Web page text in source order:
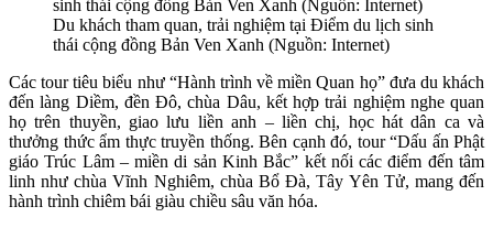
Du khách tham quan, trải nghiệm tại Điểm du lịch sinh
thái cộng đồng Bản Ven Xanh (Nguồn: Internet)
Các tour tiêu biểu như “Hành trình về miền Quan họ” đưa du khách
đến làng Diềm, đền Đô, chùa Dâu, kết hợp trải nghiệm nghe quan
họ trên thuyền, giao lưu liền anh – liền chị, học hát dân ca và
thưởng thức ẩm thực truyền thống. Bên cạnh đó, tour “Dấu ấn Phật
giáo Trúc Lâm – miền di sản Kinh Bắc” kết nối các điểm đến tâm
linh như chùa Vĩnh Nghiêm, chùa Bổ Đà, Tây Yên Tử, mang đến
hành trình chiêm bái giàu chiều sâu văn hóa.